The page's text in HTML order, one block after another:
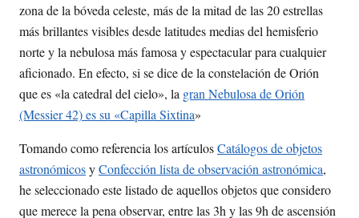
zona de la bóveda celeste, más de la mitad de las 20 estrellas
más brillantes visibles desde latitudes medias del hemisferio
norte y la nebulosa más famosa y espectacular para cualquier
aficionado. En efecto, si se dice de la constelación de Orión
que es «la catedral del cielo», la gran Nebulosa de Orión
(Messier 42) es su «Capilla Sixtina»
Tomando como referencia los artículosCatálogos de objetos
astronómicosyConfección lista de observación astronómica,
he seleccionado este listado de aquellos objetos que considero
que merece la pena observar, entre las 3h y las 9h de ascensión